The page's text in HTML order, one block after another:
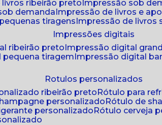
livros ribeirão preto impressão sob
demanda impressão de livros e
tiragens impressão de livros
impressões digitais
ribeirão preto impressão digital
pequena tiragem impressão digital
rotulos personalizados
ribeirão preto
rótulo para
personalizado
rótulo de
personalizado rótulo cerveja